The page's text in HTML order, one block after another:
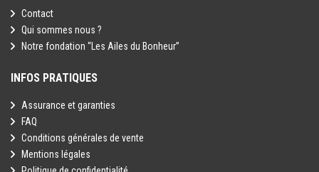
Contact
Qui sommes nous ?
Notre fondation “Les Ailes du Bonheur”
INFOS PRATIQUES
Assurance et garanties
FAQ
Conditions générales de vente
Mentions légales